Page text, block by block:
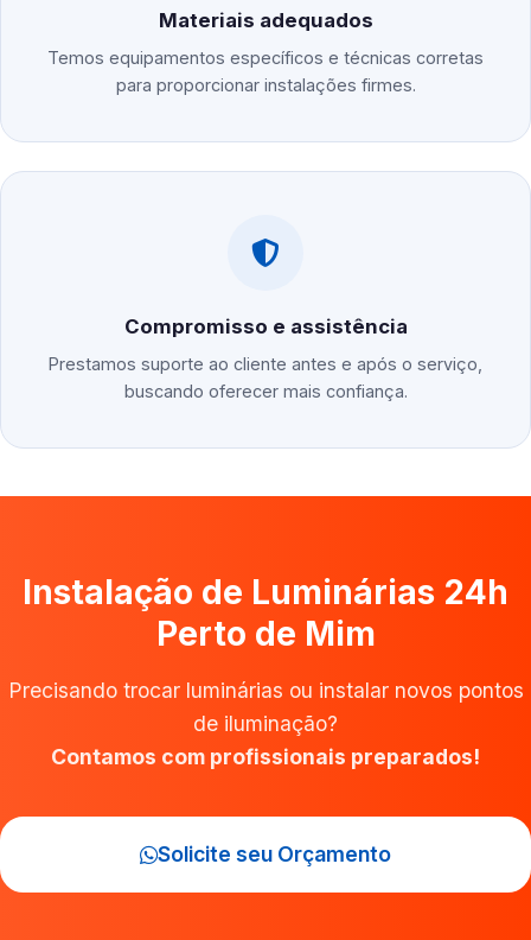
Materiais adequados
Temos equipamentos específicos e técnicas corretas
para proporcionar instalações firmes.
Compromisso e assistência
Prestamos suporte ao cliente antes e após o serviço,
buscando oferecer mais confiança.
Instalação de Luminárias 24h
Perto de Mim
Precisando trocar luminárias ou instalar novos pontos
de iluminação?
Contamos com profissionais preparados!
Solicite seu Orçamento